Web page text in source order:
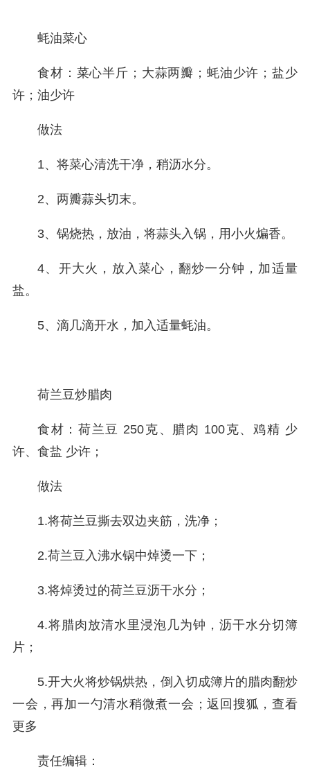
蚝油菜心
食材：菜心半斤；大蒜两瓣；蚝油少许；盐少
许；油少许
做法
1、将菜心清洗干净，稍沥水分。
2、两瓣蒜头切末。
3、锅烧热，放油，将蒜头入锅，用小火煸香。
4、开大火，放入菜心，翻炒一分钟，加适量
盐。
5、滴几滴开水，加入适量蚝油。
荷兰豆炒腊肉
食材：荷兰豆 250克、腊肉 100克、鸡精 少
许、食盐 少许；
做法
1.将荷兰豆撕去双边夹筋，洗净；
2.荷兰豆入沸水锅中焯烫一下；
3.将焯烫过的荷兰豆沥干水分；
4.将腊肉放清水里浸泡几为钟，沥干水分切簿
片；
5.开大火将炒锅烘热，倒入切成簿片的腊肉翻炒
一会，再加一勺清水稍微煮一会； 返回搜狐，查看
更多
责任编辑：